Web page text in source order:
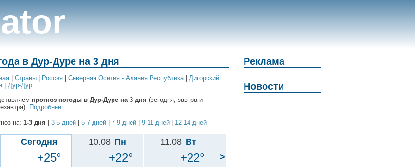
в Дур-Дуре на 3 дня
Cтраны Россия Северная Осетия - Алания Республика| Дигорский
Дур-Дур
прогноз погоды в Дур-Дуре на 3 дня (сегодня, завтра и
Подробнее...
на: 1-3 дня 3-5 дней 5-7 дней 7-9 дней 9-11 дней 12-14 дней
Сегодня
+25°
10.08 Пн
+22°
11.08 Вт
+22° >
Реклама
Новости